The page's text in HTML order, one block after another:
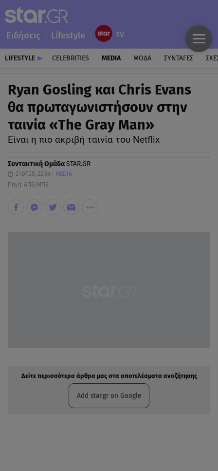
Ειδήσεις Lifestyle
LIFESTYLE CELEBRITIES MEDIA ΜΟΔΑ ΣΥΝΤΑΓΕΣ
Ryan Gosling και Chris Evans
θα πρωταγωνιστήσουν στην
ταινία «The Gray Man»
Είναι η πιο ακριβή ταινία του Netflix
Συντακτική ΟμάδαSTAR.GR
21.07.20, 22:34
MEDIA
Πηγή: ΑΠΕ/ΜΠΕ
Δείτε περισσότερα άρθρα μας στα αποτελέσματα αναζήτησης
Add star.gr on Google